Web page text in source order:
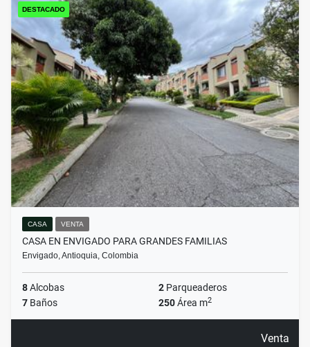
DESTACADO
CASA VENTA
CASA EN ENVIGADO PARA GRANDES FAMILIAS
Envigado, Antioquia, Colombia
8Alcobas 2 Parqueaderos
7 Baños 250Área m2
Venta